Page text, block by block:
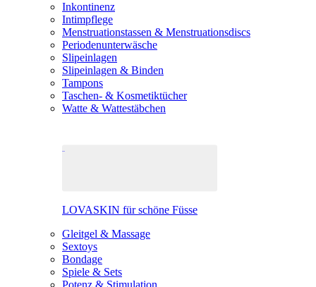
Inkontinenz
Intimpflege
Menstruationstassen & Menstruationsdiscs
Periodenunterwäsche
Slipeinlagen
Slipeinlagen & Binden
Tampons
Taschen- & Kosmetiktücher
Watte & Wattestäbchen
LOVASKIN für schöne Füsse
Gleitgel & Massage
Sextoys
Bondage
Spiele & Sets
Potenz & Stimulation